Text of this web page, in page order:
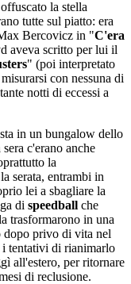
la stella
tutte sul piatto: era
Bercovicz in "C'era
aveva scritto per lui il
" (poi interpretato
con nessuna di
notti di eccessi a
in un bungalow dello
c'erano anche
la
serata, entrambi in
lei a sbagliare la
di speedball che
trasformarono in una
dopo privo di vita nel
tentativi di rianimarlo
all'estero, per ritornare
di reclusione.